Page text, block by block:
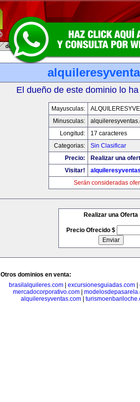
El dueño de este dominio lo
Mayusculas:
Minusculas:
Longitud:
17 caracteres
Categorias:
Sin Clasificar
Precio:
Realizar una
Visitar!
Serán consideradas
Realizar una Oferta
Precio Ofrecido $
Otros dominios en venta:
brasilalquileres.com
excursionesguiadas.com
mercadocorporativo.com|
alquileresyventas.com